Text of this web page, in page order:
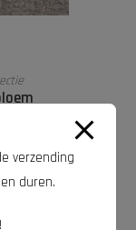
verzending
duren.